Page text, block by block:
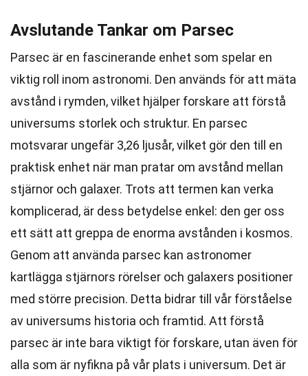
Avslutande Tankar om Parsec
Parsec är en fascinerande enhet som spelar en
viktig roll inom astronomi. Den används för att mäta
avstånd i rymden, vilket hjälper forskare att förstå
universums storlek och struktur. En parsec
motsvarar ungefär 3,26 ljusår, vilket gör den till en
praktisk enhet när man pratar om avstånd mellan
stjärnor och galaxer. Trots att termen kan verka
komplicerad, är dess betydelse enkel: den ger oss
ett sätt att greppa de enorma avstånden i kosmos.
Genom att använda parsec kan astronomer
kartlägga stjärnors rörelser och galaxers positioner
med större precision. Detta bidrar till vår förståelse
av universums historia och framtid. Att förstå
parsec är inte bara viktigt för forskare, utan även för
alla som är nyfikna på vår plats i universum. Det är